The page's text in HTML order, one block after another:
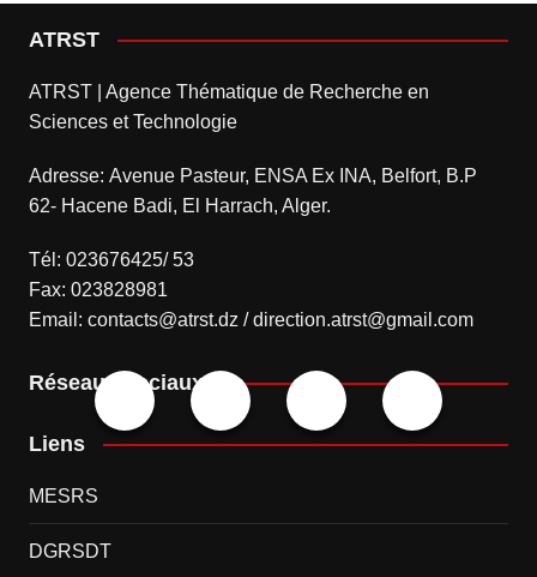
ATRST
ATRST | Agence Thématique de Recherche en
Sciences et Technologie
Adresse: Avenue Pasteur, ENSA Ex INA, Belfort, B.P
62- Hacene Badi, El Harrach, Alger.
Tél: 023676425/ 53
Fax: 023828981
Email: contacts@atrst.dz / direction.atrst@gmail.com
Réseaux sociaux
Liens
MESRS
DGRSDT